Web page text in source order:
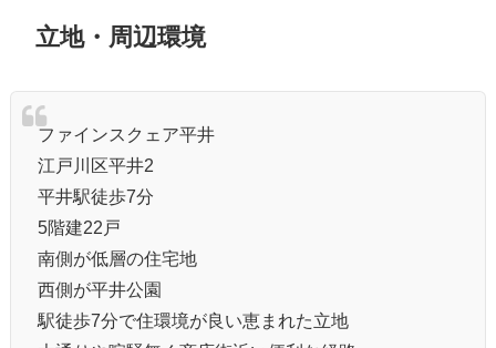
立地・周辺環境
ファインスクェア平井
江戸川区平井2
平井駅徒歩7分
5階建22戸
南側が低層の住宅地
西側が平井公園
駅徒歩7分で住環境が良い恵まれた立地